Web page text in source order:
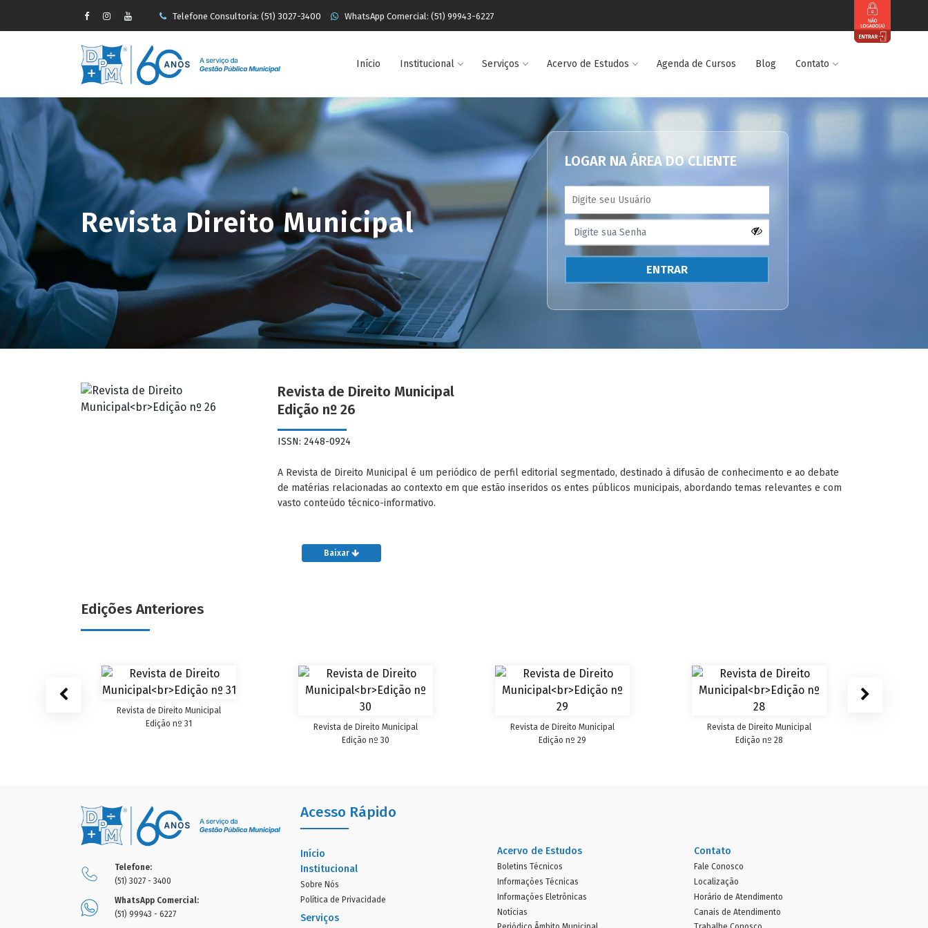
Telefone Consultoria: (51) 3027-3400 WhatsApp Comercial: (51) 99943-6227
Início Institucional Serviços Acervo de Estudos Agenda de Cursos Blog Contato
LOGAR NA ÁREA DO CLIENTE
ENTRAR
Revista Direito Municipal
Revista de Direito Municipal
Edição nº 26
ISSN: 2448-0924
A Revista de Direito Municipal é um periódico de perfil editorial segmentado, destinado à difusão de conhecimento e ao debate
de matérias relacionadas ao contexto em que estão inseridos os entes públicos municipais, abordando temas relevantes e com
vasto conteúdo técnico-informativo.
Baixar
Edições Anteriores
Revista de Direito Municipal
Edição nº 31
Revista de Direito Municipal
Edição nº 30
Revista de Direito Municipal
Edição nº 29
Revista de Direito Municipal
Edição nº 28
Telefone:
(51) 3027 - 3400
WhatsApp Comercial:
(51) 99943 - 6227
Acesso Rápido
Início
Institucional
Sobre Nós
Política de Privacidade
Serviços
Acervo de Estudos
Boletins Técnicos
Informações Técnicas
Informações Eletrônicas
Notícias
Contato
Fale Conosco
Localização
Horário de Atendimento
Canais de Atendimento